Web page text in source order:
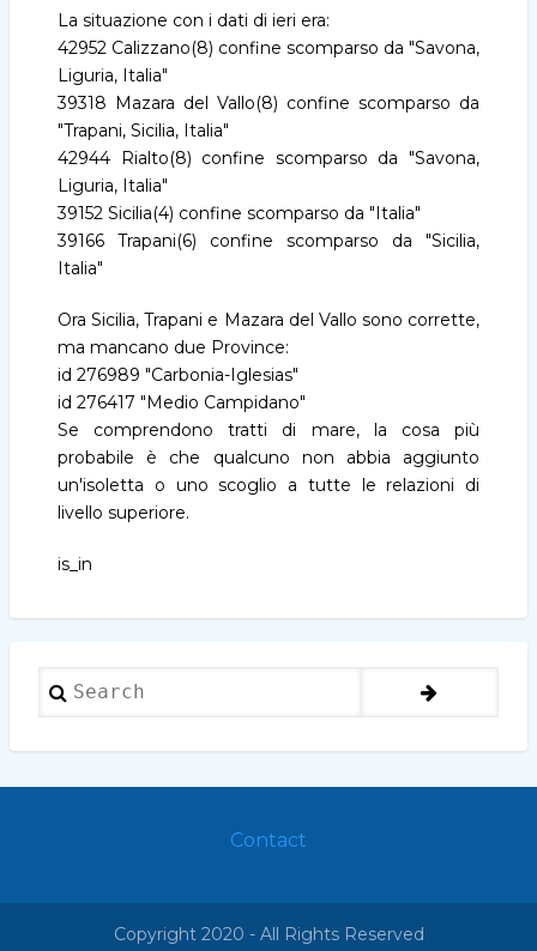
La situazione con i dati di ieri era:
42952 Calizzano(8) confine scomparso da "Savona,
Liguria, Italia"
39318 Mazara del Vallo(8) confine scomparso da
"Trapani, Sicilia, Italia"
42944 Rialto(8) confine scomparso da "Savona,
Liguria, Italia"
39152 Sicilia(4) confine scomparso da "Italia"
39166 Trapani(6) confine scomparso da "Sicilia,
Italia"
Ora Sicilia, Trapani e Mazara del Vallo sono corrette,
ma mancano due Province:
id 276989 "Carbonia-Iglesias"
id 276417 "Medio Campidano"
Se comprendono tratti di mare, la cosa più
probabile è che qualcuno non abbia aggiunto
un'isoletta o uno scoglio a tutte le relazioni di
livello superiore.
is_in
Search
Contact
Copyright 2020 - All Rights Reserved